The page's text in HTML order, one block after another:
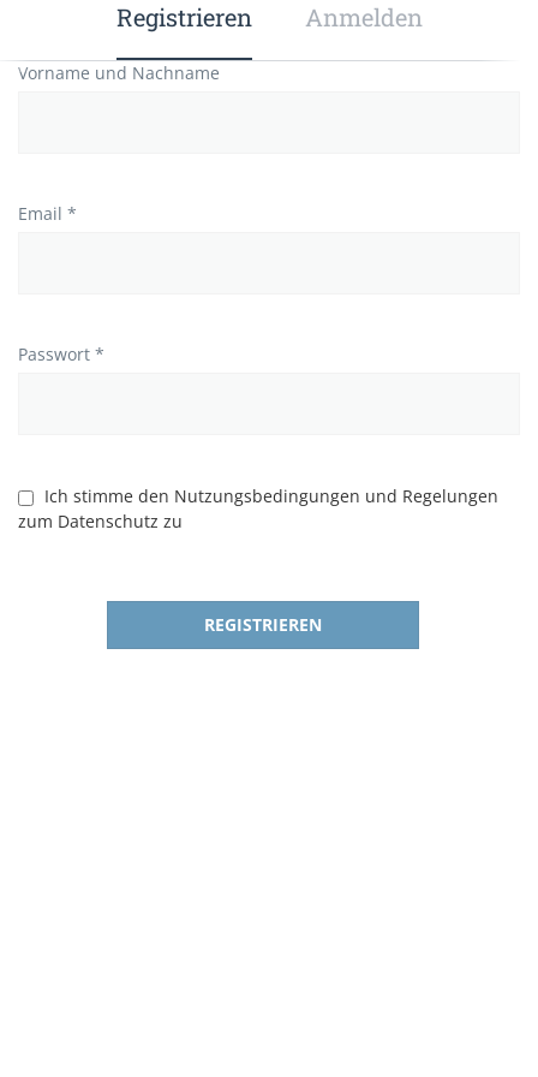
Registrieren Anmelden
Vorname und Nachname
Email *
Passwort *
Ich stimme den Nutzungsbedingungen und Regelungen
zum Datenschutz zu